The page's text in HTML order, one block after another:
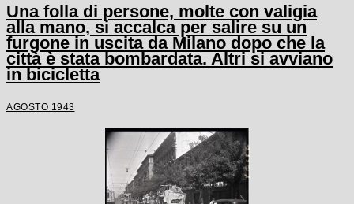
Una folla di persone, molte con valigia
alla mano, si accalca per salire su un
furgone in uscita da Milano dopo che la
città è stata bombardata. Altri si avviano
in bicicletta
AGOSTO 1943